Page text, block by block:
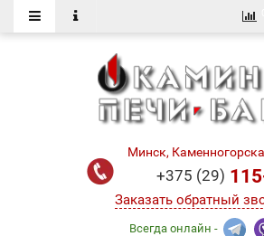
Минск,
+375 (29)
Заказать обратный
Всегда онлайн -